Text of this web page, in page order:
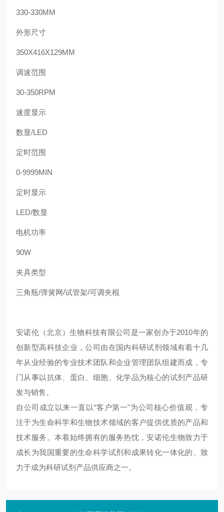
330-330MM
外形尺寸
350X416X129MM
调速范围
30-350RPM
速度显示
数显/LED
定时范围
0-9999MIN
定时显示
LED/数显
电机功率
90W
夹具类型
三角瓶/弹簧网/试管架/可调夹棍
安诺伦（北京）生物科技有限公司是一家创办于2010年的
创新型高科技企业，公司由在国内科研试剂领域有着十几
年从业经验的专业技术团队和企业管理团队组建而成，专
门从事以抗体、蛋白、细胞、化学品为核心的试剂产品研
发与销售。
自公司成立以来一直以“客户第一"为公司核心价值观，专
注于为生命科学和生物技术领域的客户提供优质的产品和
技术服务。本着始终拥有的服务热忱，安诺伦生物致力于
成长为我国重要的生命科学试剂和成果转化一体化的、致
力于成为科研试剂产品供应商之一。